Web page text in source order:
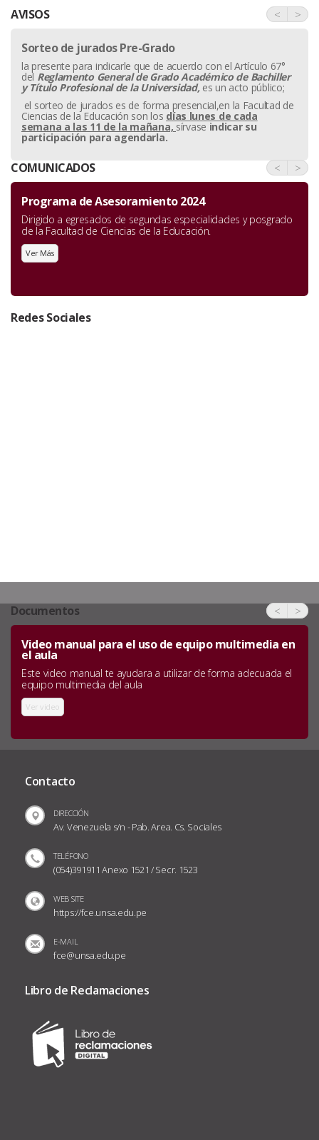
AVISOS < >
Sorteo de jurados Pre-Grado
la presente para indicarle que de acuerdo con el Artículo 67°
del Reglamento General de Grado Académico de Bachiller
yTítulo Profesional de la Universidad, es un acto público;
el sorteo de jurados es de forma presencial,en la Facultad de
Ciencias de la Educación son los días lunes de cada
semana a las 11 de la mañana, sírvase indicar su
participación para agendarla.
COMUNICADOS < >
Programa de Asesoramiento 2024
Dirigido a egresados de segundas especialidades y posgrado
de la Facultad de Ciencias de la Educación.
Ver Más
Redes Sociales
Documentos < >
Video manual para el uso de equipo multimedia en
el aula
Este video manual te ayudara a utilizar de forma adecuada el
equipo multimedia del aula
Ver video
Contacto
DIRECCIÓN
Av. Venezuela s/n - Pab. Area. Cs. Sociales
TELÉFONO
(054)391911 Anexo 1521 / Secr. 1523
WEB SITE
https://fce.unsa.edu.pe
E-MAIL
fce@unsa.edu.pe
Libro de Reclamaciones